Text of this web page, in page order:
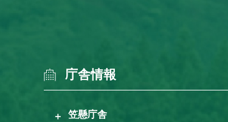
庁舎情報
笠懸庁舎